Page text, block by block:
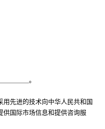
＿＿＿。
先进的技术向中华人民共和国
供国际市场信息和提供咨询服